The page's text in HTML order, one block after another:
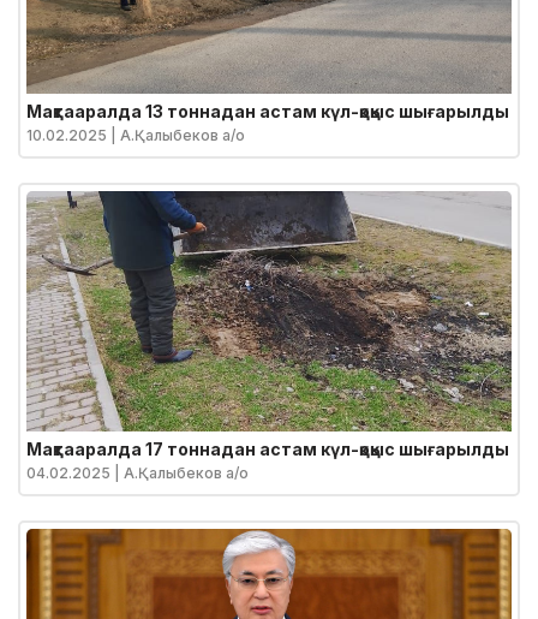
Мақтааралда 13 тоннадан астам күл-қоқыс шығарылды
10.02.2025 | А.Қалыбеков а/о
Мақтааралда 17 тоннадан астам күл-қоқыс шығарылды
04.02.2025 | А.Қалыбеков а/о